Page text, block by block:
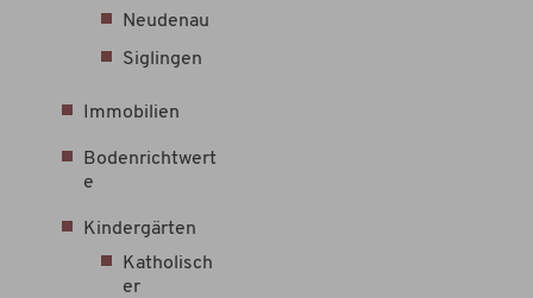
Neudenau
Siglingen
Immobilien
Bodenrichtwert
e
Kindergärten
Katholisch
er